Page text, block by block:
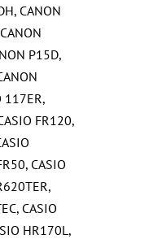
, CANON
CANON
P15D,
117ER,
FR120,
, CASIO
,
, CASIO
HR170L ,